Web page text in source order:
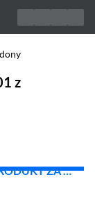
z
ZA 1